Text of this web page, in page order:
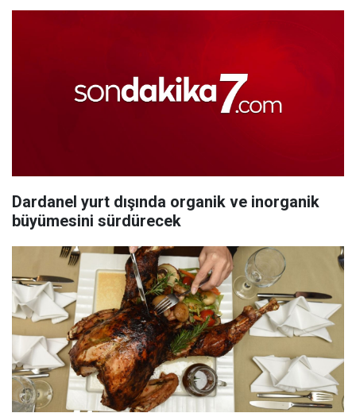
Dardanel yurt dışında organik ve inorganik
büyümesini sürdürecek